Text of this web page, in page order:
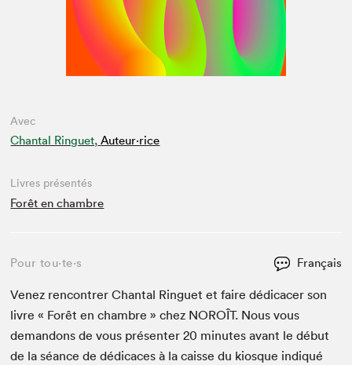
Avec
Chantal Ringuet, Auteur·rice
Livres présentés
Forêt en chambre
Pour tou⋅te⋅s Français
Venez ren­con­tr­er Chan­tal Ringuet et faire dédi­cac­er son
livre « Forêt en cham­bre » chez NOROÎT. Nous vous
deman­dons de vous présen­ter20 min­utes avant le début
de la séance de dédi­caces à la caisse du kiosque indiqué